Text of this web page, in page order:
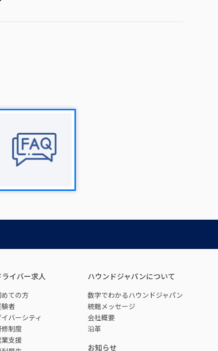
ライバー求人
ての方
験者
バーシティ
制度
支援
ハウンドジャパンについて
数字でわかるハウンドジャパン
統轄メッセージ
会社概要
沿革
お知らせ